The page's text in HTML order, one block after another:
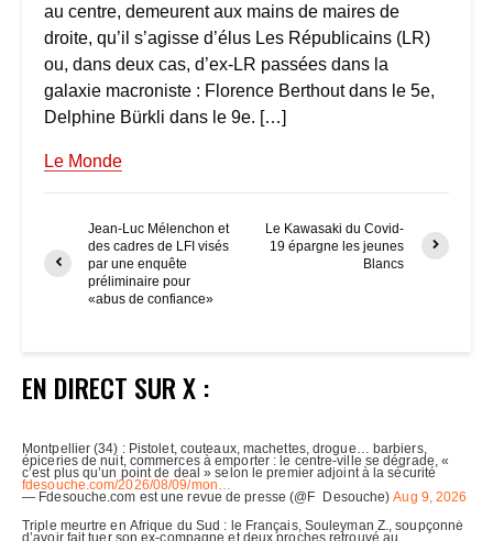
au centre, demeurent aux mains de maires de
droite, qu’il s’agisse d’élus Les Républicains (LR)
ou, dans deux cas, d’ex-LR passées dans la
galaxie macroniste : Florence Berthout dans le 5e,
Delphine Bürkli dans le 9e. […]
Le Monde
Jean-Luc Mélenchon et
des cadres de LFI visés
par une enquête
préliminaire pour
«abus de confiance»
Le Kawasaki du Covid-
19 épargne les jeunes
Blancs
EN DIRECT SUR X :